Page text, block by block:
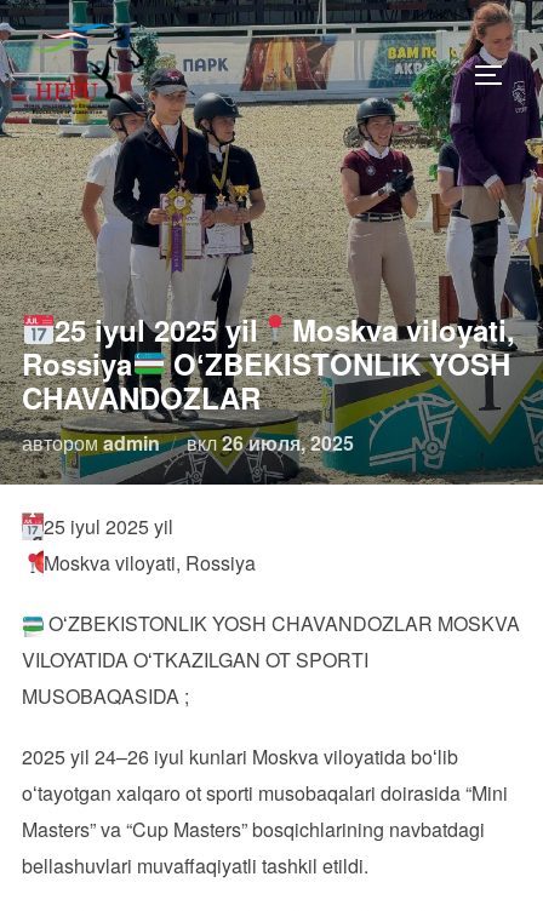
Перейти
к
содержимому
25 iyul 2025 yil
Moskva viloyati,
Rossiya
OʻZBEKISTONLIK YOSH
CHAVANDOZLAR
авторомadmin вклОпубликовано
26 июля, 2025
25 iyul 2025 yil
Moskva viloyati, Rossiya
OʻZBEKISTONLIK YOSH CHAVANDOZLAR MOSKVA
VILOYATIDA OʻTKAZILGAN OT SPORTI
MUSOBAQASIDA ;
2025 yil 24–26 iyul kunlari Moskva viloyatida boʻlib
oʻtayotgan xalqaro ot sporti musobaqalari doirasida “Mini
Masters” va “Cup Masters” bosqichlarining navbatdagi
bellashuvlari muvaffaqiyatli tashkil etildi.